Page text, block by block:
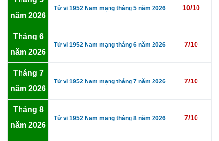
năm 2026
Tử vi 1952 Nam mạng tháng 5 năm 2026 10/10
Tháng 6
năm 2026
Tử vi 1952 Nam mạng tháng 6 năm 2026 7/10
Tháng 7
năm 2026
Tử vi 1952 Nam mạng tháng 7 năm 2026 7/10
Tháng 8
năm 2026
Tử vi 1952 Nam mạng tháng 8 năm 2026 7/10